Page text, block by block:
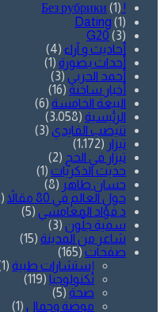
! Без рубрики
(1)
Dating (1)
G20 (3)
أحاديث و آراء (4)
أحداث بصورة (1)
أحمد الحربي (3)
أخبار ساخنة (16)
البيعة الخامسة (6)
الرئيسية (3٬058)
تنيضب الفايدي (3)
تيزار (1٬172)
تيزار في الحج (2)
حديث الذكريات (1)
حسان طاهر (8)
حول العالم في 80 مقالاً
(2)
د.فؤاد المغامسي (5)
سمية جلّون (3)
شاعر من المدينة (15)
صفحات (165)
إستشارات طبية (1)
تكنولوجيا (119)
صحة (5)
موضة وجمال (1)